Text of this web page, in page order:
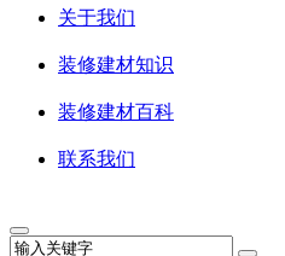
关于我们
装修建材知识
装修建材百科
联系我们